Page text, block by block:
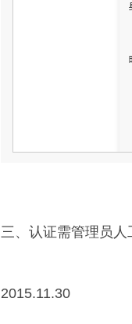
三、 认证需管理员人
2015.11.30